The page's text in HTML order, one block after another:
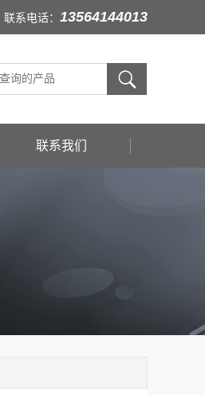
联系电话： 13564144013
联系我们